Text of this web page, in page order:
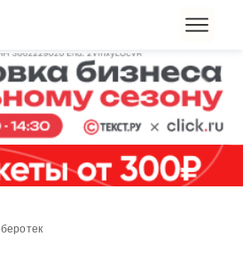
беротек